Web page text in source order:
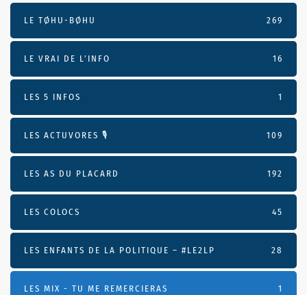
LE TØHU-BØHU 269
LE VRAI DE L’INFO 16
LES 5 INFOS 1
LES ACTUVORES 🎙 109
LES AS DU PLACARD 192
LES COLOCS 45
LES ENFANTS DE LA POLITIQUE – #LE2LP 28
LES MIX - TU ME REMERCIERAS 1